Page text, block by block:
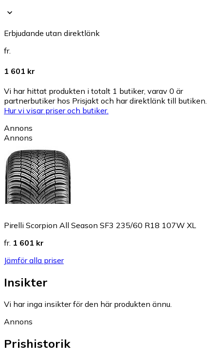
Erbjudande utan direktlänk
fr.
1 601 kr
Vi har hittat produkten i totalt 1 butiker, varav 0 är
partnerbutiker hos Prisjakt och har direktlänk till butiken.
Hur vi visar priser och butiker.
Annons
Annons
Pirelli Scorpion All Season SF3 235/60 R18 107W XL
fr. 1 601 kr
Jämför alla priser
Insikter
Vi har inga insikter för den här produkten ännu.
Annons
Prishistorik